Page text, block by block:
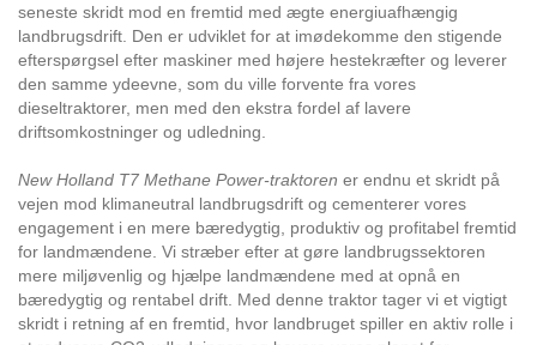
seneste skridt mod en fremtid med ægte energiuafhængig
landbrugsdrift. Den er udviklet for at imødekomme den stigende
efterspørgsel efter maskiner med højere hestekræfter og leverer
den samme ydeevne, som du ville forvente fra vores
dieseltraktorer, men med den ekstra fordel af lavere
driftsomkostninger og udledning.
New Holland T7 Methane Power-traktoren er endnu et skridt på
vejen mod klimaneutral landbrugsdrift og cementerer vores
engagement i en mere bæredygtig, produktiv og profitabel fremtid
for landmændene. Vi stræber efter at gøre landbrugssektoren
mere miljøvenlig og hjælpe landmændene med at opnå en
bæredygtig og rentabel drift. Med denne traktor tager vi et vigtigt
skridt i retning af en fremtid, hvor landbruget spiller en aktiv rolle i